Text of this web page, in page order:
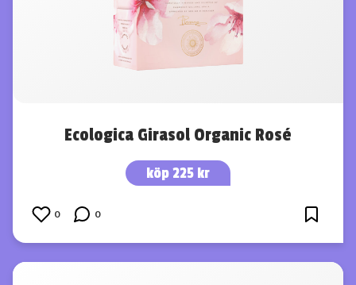
Ecologica Girasol Organic Rosé
köp 225 kr
0 0